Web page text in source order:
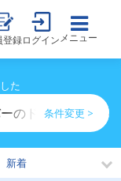
登録ログイン メニュー
た
のドライバー求人
条件変更 >